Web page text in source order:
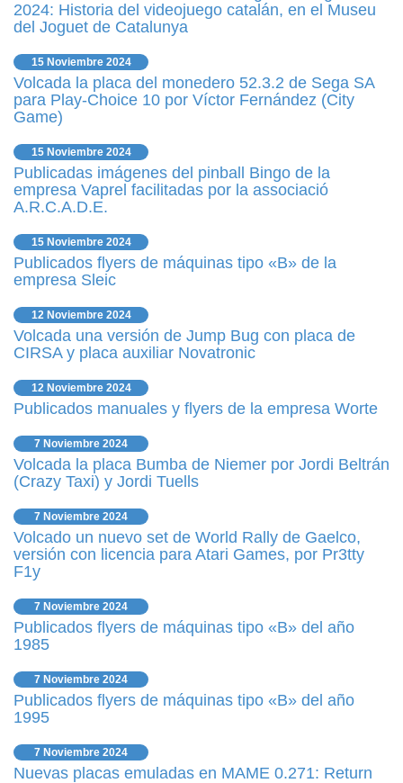
2024: Historia del videojuego catalán, en el Museu
del Joguet de Catalunya
15 Noviembre 2024
Volcada la placa del monedero 52.3.2 de Sega SA
para Play-Choice 10 por Víctor Fernández (City
Game)
15 Noviembre 2024
Publicadas imágenes del pinball Bingo de la
empresa Vaprel facilitadas por la associació
A.R.C.A.D.E.
15 Noviembre 2024
Publicados flyers de máquinas tipo «B» de la
empresa Sleic
12 Noviembre 2024
Volcada una versión de Jump Bug con placa de
CIRSA y placa auxiliar Novatronic
12 Noviembre 2024
Publicados manuales y flyers de la empresa Worte
7 Noviembre 2024
Volcada la placa Bumba de Niemer por Jordi Beltrán
(Crazy Taxi) y Jordi Tuells
7 Noviembre 2024
Volcado un nuevo set de World Rally de Gaelco,
versión con licencia para Atari Games, por Pr3tty
F1y
7 Noviembre 2024
Publicados flyers de máquinas tipo «B» del año
1985
7 Noviembre 2024
Publicados flyers de máquinas tipo «B» del año
1995
7 Noviembre 2024
Nuevas placas emuladas en MAME 0.271: Return